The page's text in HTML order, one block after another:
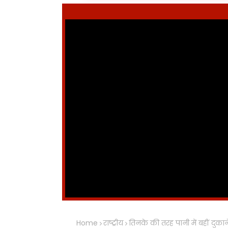
Home राष्ट्रीय तिनके की तरह पानी में बहीं